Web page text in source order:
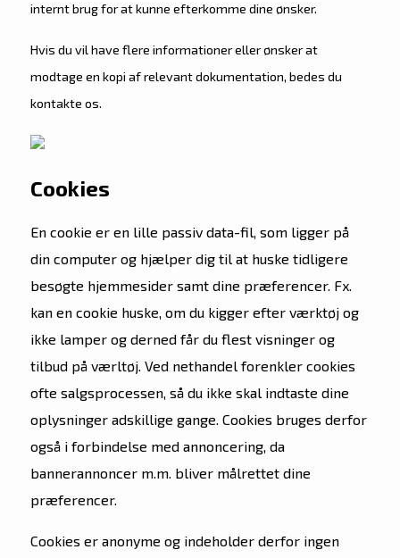
internt brug for at kunne efterkomme dine ønsker.
Hvis du vil have flere informationer eller ønsker at
modtage en kopi af relevant dokumentation, bedes du
kontakte os.
Cookies
En cookie er en lille passiv data-fil, som ligger på
din computer og hjælper dig til at huske tidligere
besøgte hjemmesider samt dine præferencer. Fx.
kan en cookie huske, om du kigger efter værktøj og
ikke lamper og derned får du flest visninger og
tilbud på værltøj. Ved nethandel forenkler cookies
ofte salgsprocessen, så du ikke skal indtaste dine
oplysninger adskillige gange. Cookies bruges derfor
også i forbindelse med annoncering, da
bannerannoncer m.m. bliver målrettet dine
præferencer.
Cookies er anonyme og indeholder derfor ingen